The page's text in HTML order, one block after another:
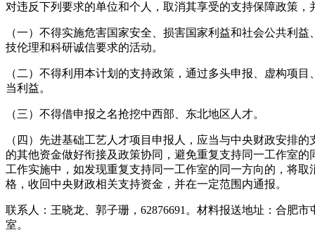
对违反下列要求的单位和个人，取消其享受的支持保障政策，
（一）不得实施危害国家安全、损害国家利益和社会公共利
技伦理和科研诚信要求的活动。
（二）不得利用本计划的支持政策，通过多头申报、虚构项
当利益。
（三）不得借申报之名抢挖中西部、东北地区人才。
（四）先进基础工艺人才项目申报人，应当与中央财政安排
的其他资金做好衔接及政策协同，避免重复支持同一工作室的
工作实施中，如发现重复支持同一工作室的同一方向的，将取
格，收回中央财政相关支持资金，并在一定范围内通报。
联系人：王晓龙、郭子珊，62876691。材料报送地址：合肥市
室。